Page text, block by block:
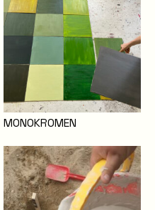
MONOKROMEN